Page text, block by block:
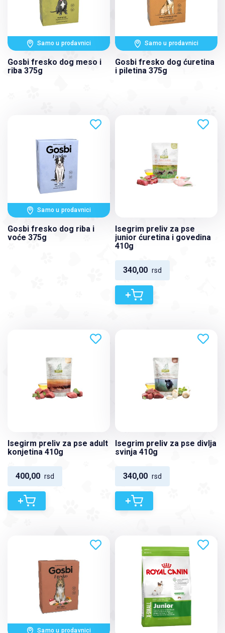
Samo u prodavnici
Gosbi fresko dog meso i
riba 375g
Samo u prodavnici
Gosbi fresko dog ćuretina
i piletina 375g
Samo u prodavnici
Gosbi fresko dog riba i
voće 375g
Isegrim preliv za pse
junior ćuretina i govedina
410g
340,00 rsd
+
Isegirm preliv za pse adult
konjetina 410g
400,00 rsd
+
Isegrim preliv za pse divlja
svinja 410g
340,00 rsd
+
Samo u prodavnici